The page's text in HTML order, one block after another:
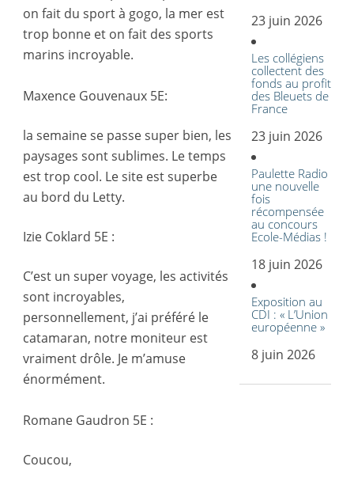
on fait du sport à gogo, la mer est
trop bonne et on fait des sports
marins incroyable.
Maxence Gouvenaux 5E:
la semaine se passe super bien, les
paysages sont sublimes. Le temps
est trop cool. Le site est superbe
au bord du Letty.
Izie Coklard 5E :
C’est un super voyage, les activités
sont incroyables,
personnellement, j’ai préféré le
catamaran, notre moniteur est
vraiment drôle. Je m’amuse
énormément.
Romane Gaudron 5E :
Coucou,
23 juin 2026
Les collégiens
collectent des
fonds au profit
des Bleuets de
France
23 juin 2026
Paulette Radio
une nouvelle
fois
récompensée
au concours
Ecole-Médias !
18 juin 2026
Exposition au
CDI : « L’Union
européenne »
8 juin 2026